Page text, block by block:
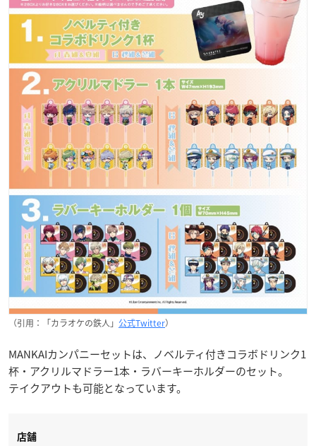
（引用：「カラオケの鉄人」 公式Twitter）
MANKAIカンパニーセットは、ノベルティ付きコラボドリンク1
杯・アクリルマドラー1本・ラバーキーホルダーのセット。
テイクアウトも可能となっています。
店舗